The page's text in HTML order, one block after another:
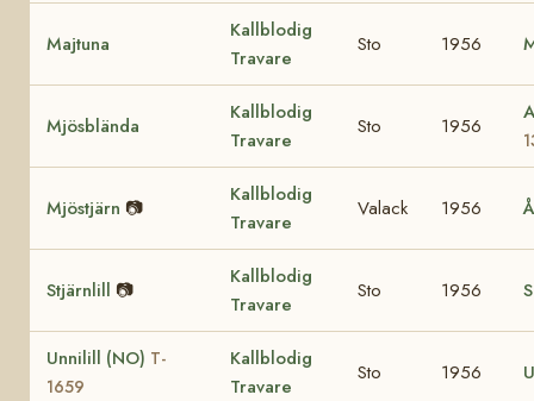
Majtuna
Kallblodig
Travare
Sto 1956
Mjösblända
Kallblodig
Travare
Sto 1956
Mjöstjärn 📷
Kallblodig
Travare
Valack 1956
Stjärnlill 📷
Kallblodig
Travare
Sto 1956
Unnilill (NO) T-
1659
Kallblodig
Travare
Sto 1956